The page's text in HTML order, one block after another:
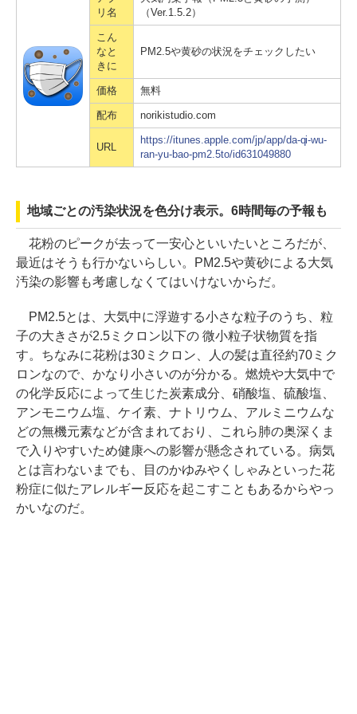
リ名
（Ver.1.5.2）
こん
なと
きに
PM2.5や黄砂の状況をチェックしたい
価格 無料
配布 norikistudio.com
URL
https://itunes.apple.com/jp/app/da-qi-wu-
ran-yu-bao-pm2.5to/id631049880
地域ごとの汚染状況を色分け表示。6時間毎の予報も
花粉のピークが去って一安心といいたいところだが、
最近はそうも行かないらしい。PM2.5や黄砂による大気
汚染の影響も考慮しなくてはいけないからだ。
PM2.5とは、大気中に浮遊する小さな粒子のうち、粒
子の大きさが2.5ミクロン以下の 微小粒子状物質を指
す。ちなみに花粉は30ミクロン、人の髪は直径約70ミク
ロンなので、かなり小さいのが分かる。燃焼や大気中で
の化学反応によって生じた炭素成分、硝酸塩、硫酸塩、
アンモニウム塩、ケイ素、ナトリウム、アルミニウムな
どの無機元素などが含まれており、これら肺の奥深くま
で入りやすいため健康への影響が懸念されている。病気
とは言わないまでも、目のかゆみやくしゃみといった花
粉症に似たアレルギー反応を起こすこともあるからやっ
かいなのだ。